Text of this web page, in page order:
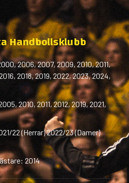
Handbollsklubb
2006, 2007, 2009, 2010, 2011,
2018, 2019, 2022, 2023, 2024,
2010, 2011, 2012, 2019, 2021,
22 (Herrar) 2022/23 (Damer)
2014